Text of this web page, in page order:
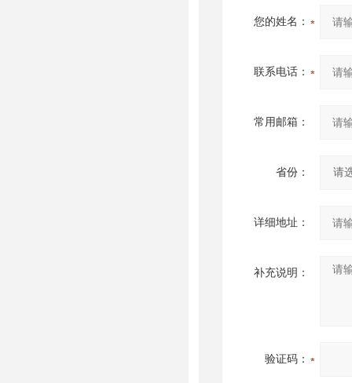
您的姓名：
联系电话：
常用邮箱：
省份：
详细地址：
补充说明：
验证码：